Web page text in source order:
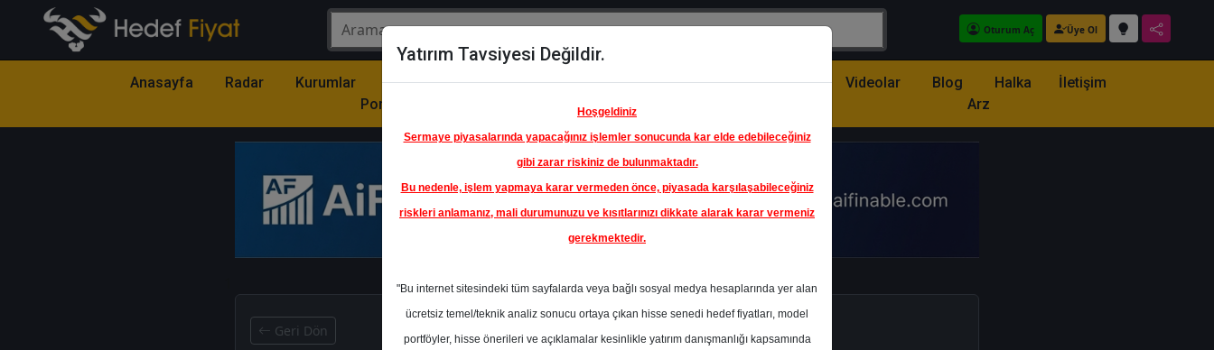
Oturum Aç Üye Ol
Anasayfa Radar Kurumlar
Model
Portföy
Hisse
Öne
Çıkanlar
Raporlar Partnerlerimiz Videolar Blog
Halka
Arz
İletişim
Geri Dön
Yatırım Tavsiyesi Değildir.
Hoşgeldiniz
Sermaye piyasalarında yapacağınız işlemler sonucunda kar elde edebileceğiniz
gibi zarar riskiniz de bulunmaktadır.
Bu nedenle, işlem yapmaya karar vermeden önce, piyasada karşılaşabileceğiniz
riskleri anlamanız, mali durumunuzu ve kısıtlarınızı dikkate alarak karar vermeniz
gerekmektedir.
"Bu internet sitesindeki tüm sayfalarda veya bağlı sosyal medya hesaplarında yer alan
ücretsiz temel/teknik analiz sonucu ortaya çıkan hisse senedi hedef fiyatları, model
portföyler, hisse önerileri ve açıklamalar kesinlikle yatırım danışmanlığı kapsamında